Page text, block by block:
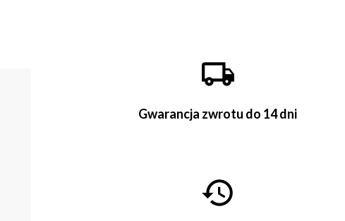
Gwarancja zwrotu do 14 dni